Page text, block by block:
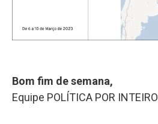
Bom fim de semana,
Equipe POLÍTICA POR INTEIRO